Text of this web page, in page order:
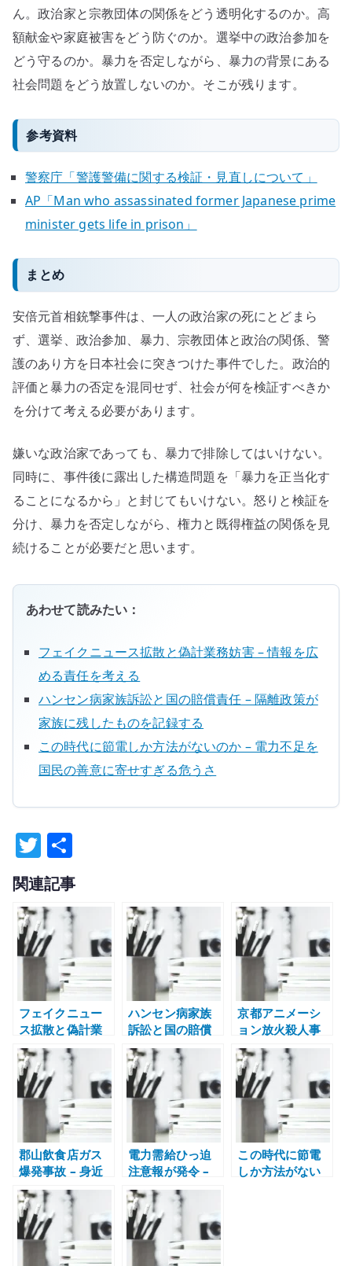
ん。政治家と宗教団体の関係をどう透明化するのか。高
額献金や家庭被害をどう防ぐのか。選挙中の政治参加を
どう守るのか。暴力を否定しながら、暴力の背景にある
社会問題をどう放置しないのか。そこが残ります。
参考資料
警察庁「警護警備に関する検証・見直しについて」
AP「Man who assassinated former Japanese prime
minister gets life in prison」
まとめ
安倍元首相銃撃事件は、一人の政治家の死にとどまら
ず、選挙、政治参加、暴力、宗教団体と政治の関係、警
護のあり方を日本社会に突きつけた事件でした。政治的
評価と暴力の否定を混同せず、社会が何を検証すべきか
を分けて考える必要があります。
嫌いな政治家であっても、暴力で排除してはいけない。
同時に、事件後に露出した構造問題を「暴力を正当化す
ることになるから」と封じてもいけない。怒りと検証を
分け、暴力を否定しながら、権力と既得権益の関係を見
続けることが必要だと思います。
あわせて読みたい：
フェイクニュース拡散と偽計業務妨害 – 情報を広
める責任を考える
ハンセン病家族訴訟と国の賠償責任 – 隔離政策が
家族に残したものを記録する
この時代に節電しか方法がないのか – 電力不足を
国民の善意に寄せすぎる危うさ
T
w
it
te
r
有
関連記事
フェイクニュー
ス拡散と偽計業
務妨害 – 情報を
広める責任を考
える
ハンセン病家族
訴訟と国の賠償
責任 – 隔離政策
が家族に残した
ものを記録する
京都アニメーシ
ョン放火殺人事
件 – 制作現場が
失ったものを記
録する
郡山飲食店ガス
爆発事故 – 身近
な店舗設備と安
全管理を考える
電力需給ひっ迫
注意報が発令 –
節電要請だけで
は済まない電力
インフラの問題
この時代に節電
しか方法がない